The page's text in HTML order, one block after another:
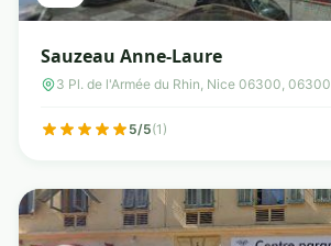
Sauzeau Anne-Laure
3 Pl. de l'Armée du Rhin, Nice 06300, 06300
5/5(1)